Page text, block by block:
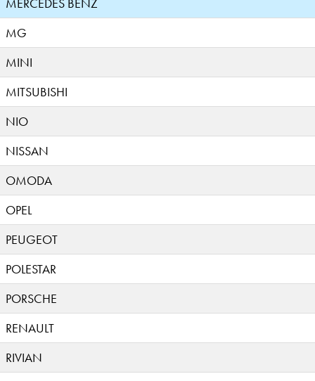
MG
MINI
MITSUBISHI
NIO
NISSAN
OMODA
OPEL
PEUGEOT
POLESTAR
PORSCHE
RENAULT
RIVIAN